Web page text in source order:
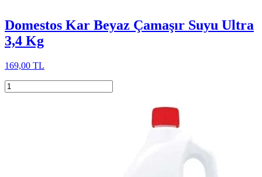
Domestos Kar Beyaz Çamaşır Suyu Ultra
3,4 Kg
169,00 TL